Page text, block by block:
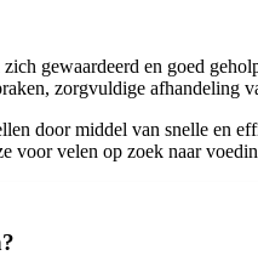
gewaardeerd en goed
zorgvuldige afhandeling
door middel van snelle en
voor velen op zoek naar